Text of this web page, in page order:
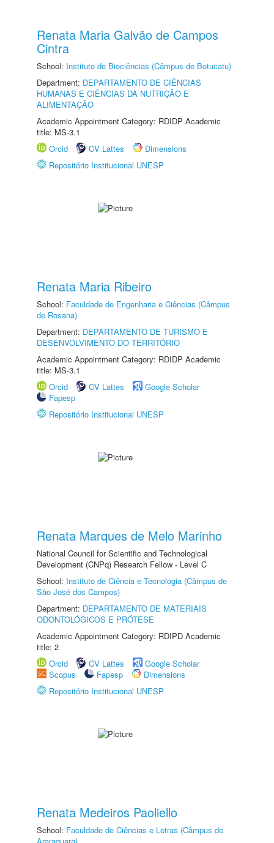
Renata Maria Galvão de Campos
Cintra
School: Instituto de Biociências (Câmpus de Botucatu)
Department: DEPARTAMENTO DE CIÊNCIAS
HUMANAS E CIÊNCIAS DA NUTRIÇÃO E
ALIMENTAÇÃO
Academic Appointment Category: RDIDP Academic
title: MS-3.1
Orcid
CV Lattes
Dimensions
Repositório Institucional UNESP
Renata Maria Ribeiro
School: Faculdade de Engenharia e Ciências (Câmpus
de Rosana)
Department: DEPARTAMENTO DE TURISMO E
DESENVOLVIMENTO DO TERRITÓRIO
Academic Appointment Category: RDIDP Academic
title: MS-3.1
Orcid
CV Lattes
Google Scholar
Fapesp
Repositório Institucional UNESP
Renata Marques de Melo Marinho
National Council for Scientific and Technological
Development (CNPq) Research Fellow - Level C
School: Instituto de Ciência e Tecnologia (Câmpus de
São José dos Campos)
Department: DEPARTAMENTO DE MATERIAIS
ODONTOLÓGICOS E PRÓTESE
Academic Appointment Category: RDIPD Academic
title: 2
Orcid
CV Lattes
Google Scholar
Scopus
Fapesp
Dimensions
Repositório Institucional UNESP
Renata Medeiros Paoliello
School: Faculdade de Ciências e Letras (Câmpus de